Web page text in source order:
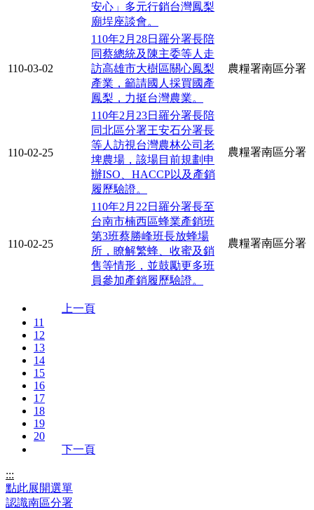
安心」多元行銷台灣鳳梨
廟埕座談會。
110-03-02
110年2月28日羅分署長陪
同蔡總統及陳主委等人走
訪高雄市大樹區關心鳳梨
產業，籲請國人採買國產
鳳梨，力挺台灣農業。
農糧署南區分署
110-02-25
110年2月23日羅分署長陪
同北區分署王安石分署長
等人訪視台灣農林公司老
埤農場，該場目前規劃申
辦ISO、HACCP以及產銷
履歷驗證。
農糧署南區分署
110-02-25
110年2月22日羅分署長至
台南市楠西區蜂業產銷班
第3班蔡勝峰班長放蜂場
所，瞭解繁蜂、收蜜及銷
售等情形，並鼓勵更多班
員參加產銷履歷驗證。
農糧署南區分署
上一頁
11
12
13
14
15
16
17
18
19
20
下一頁
:::
點此展開選單
認識南區分署